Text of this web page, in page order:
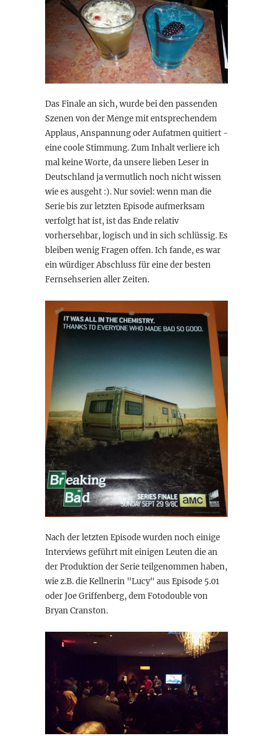
Das Finale an sich, wurde bei den passenden
Szenen von der Menge mit entsprechendem
Applaus, Anspannung oder Aufatmen quitiert -
eine coole Stimmung. Zum Inhalt verliere ich
mal keine Worte, da unsere lieben Leser in
Deutschland ja vermutlich noch nicht wissen
wie es ausgeht :). Nur soviel: wenn man die
Serie bis zur letzten Episode aufmerksam
verfolgt hat ist, ist das Ende relativ
vorhersehbar, logisch und in sich schlüssig. Es
bleiben wenig Fragen offen. Ich fande, es war
ein würdiger Abschluss für eine der besten
Fernsehserien aller Zeiten.
Nach der letzten Episode wurden noch einige
Interviews geführt mit einigen Leuten die an
der Produktion der Serie teilgenommen haben,
wie z.B. die Kellnerin "Lucy" aus Episode 5.01
oder Joe Griffenberg, dem Fotodouble von
Bryan Cranston.